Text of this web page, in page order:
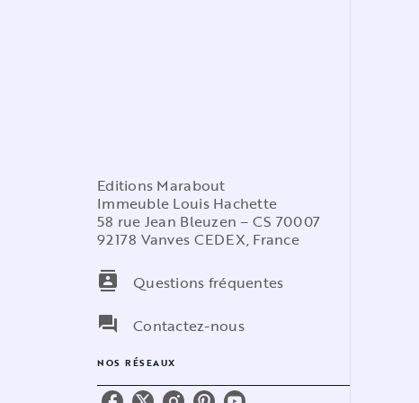
Editions Marabout
Immeuble Louis Hachette
58 rue Jean Bleuzen – CS 70007
92178 Vanves CEDEX, France
contacts
Questions fréquentes
question_answer
Contactez-nous
NOS RÉSEAUX